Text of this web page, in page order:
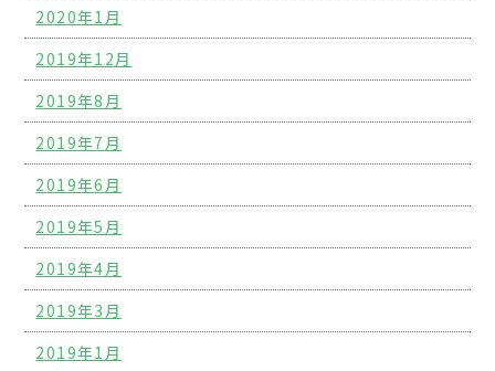
2020年1月
2019年12月
2019年8月
2019年7月
2019年6月
2019年5月
2019年4月
2019年3月
2019年1月